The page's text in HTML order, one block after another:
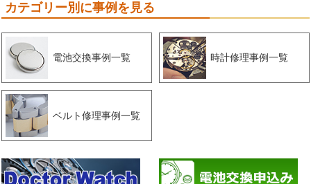
カテゴリー別に事例を見る
電池交換事例一覧 時計修理事例一覧
ベルト修理事例一覧